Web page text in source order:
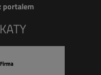
portalem